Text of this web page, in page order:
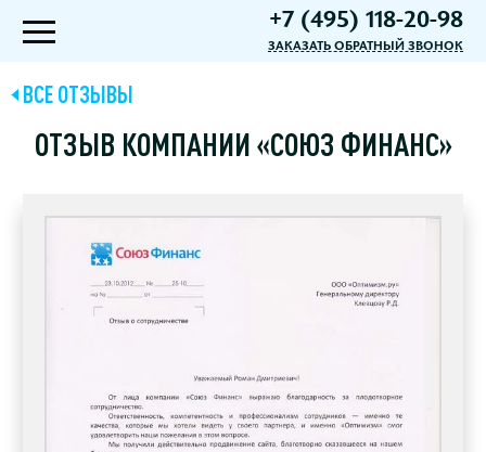
+7 (495) 118-20-98
ЗАКАЗАТЬ ОБРАТНЫЙ ЗВОНОК
ВСЕ ОТЗЫВЫ
ОТЗЫВ КОМПАНИИ «СОЮЗ ФИНАНС»